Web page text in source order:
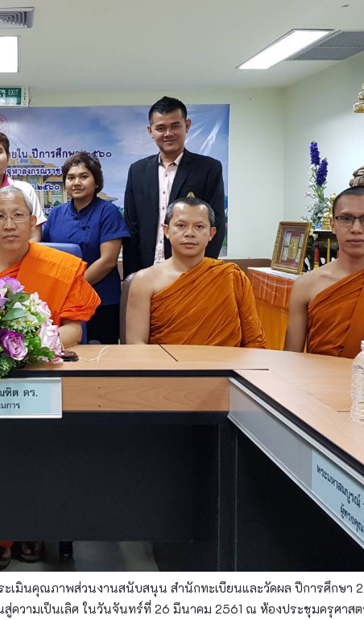
เมินคุณภาพส่วนงานสนับสนุน สำนักทะเบียนและวัดผล ปีการศึกษา
วามเป็นเลิศ ในวันจันทร์ที่ 26 มีนาคม 2561 ณ ห้องประชุมครุศาส